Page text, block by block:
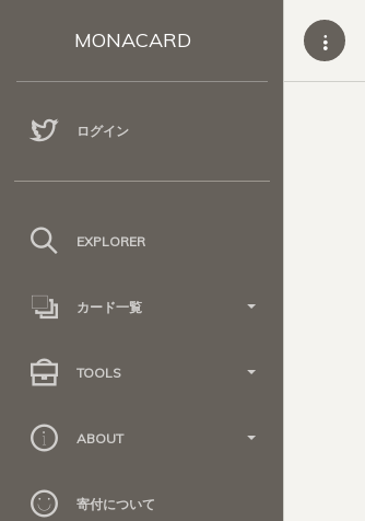
MONACARD
ログイン
EXPLORER
カード一覧
TOOLS
ABOUT
寄付について